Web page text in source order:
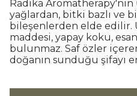
Radika Aromatherapy'nin
yağlardan, bitki bazlı ve
bileşenlerden elde edilir.
maddesi, yapay koku,
bulunmaz. Saf özler
doğanın sunduğu şifayı